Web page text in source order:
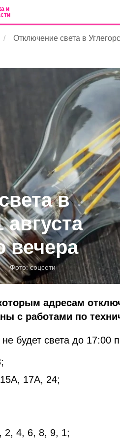
и
Отключение света в
в
августа
вечера
Фото:соцсети
адресам
с работами по
не будет света до
17А, 24;
2, 4, 6, 8, 9, 1;